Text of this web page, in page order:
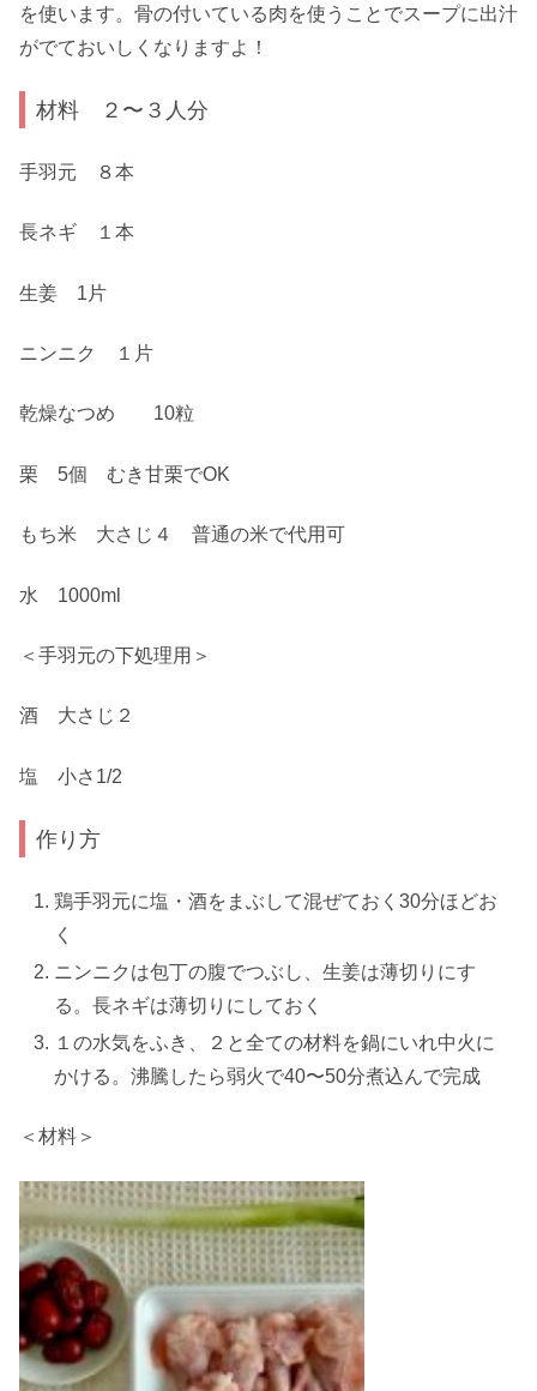
を使います。骨の付いている肉を使うことでスープに出汁
がでておいしくなりますよ！
材料 ２〜３人分
手羽元 ８本
長ネギ １本
生姜 1片
ニンニク １片
乾燥なつめ 10粒
栗 5個 むき甘栗でOK
もち米 大さじ４ 普通の米で代用可
水 1000ml
＜手羽元の下処理用＞
酒 大さじ２
塩 小さ1/2
作り方
鶏手羽元に塩・酒をまぶして混ぜておく30分ほどお
く
ニンニクは包丁の腹でつぶし、生姜は薄切りにす
る。長ネギは薄切りにしておく
１の水気をふき、２と全ての材料を鍋にいれ中火に
かける。沸騰したら弱火で40〜50分煮込んで完成
＜材料＞